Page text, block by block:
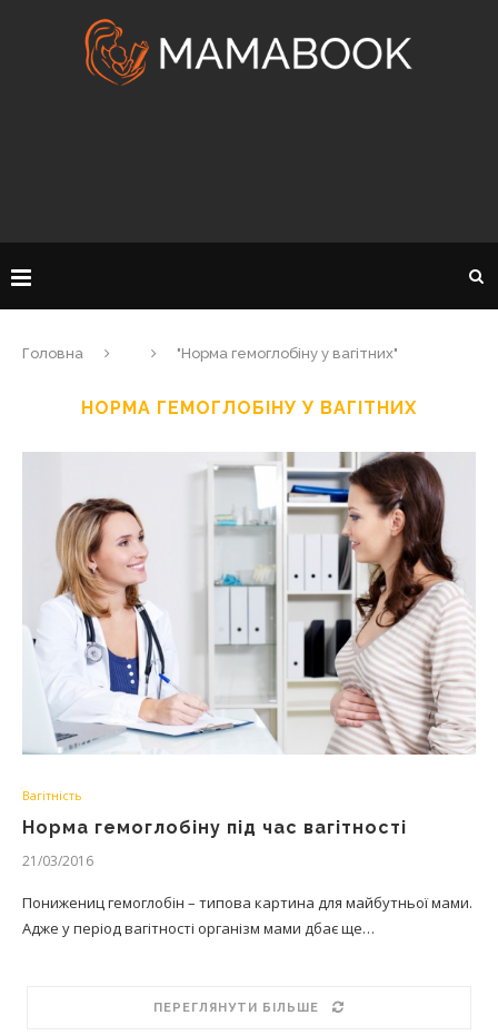
Головна "Норма гемоглобіну у вагітних"
НОРМА ГЕМОГЛОБІНУ У ВАГІТНИХ
Вагітність
Норма гемоглобіну під час вагітності
21/03/2016
Понижениц гемоглобін – типова картина для майбутньої мами.
Адже у період вагітності організм мами дбає ще…
ПЕРЕГЛЯНУТИ БІЛЬШЕ